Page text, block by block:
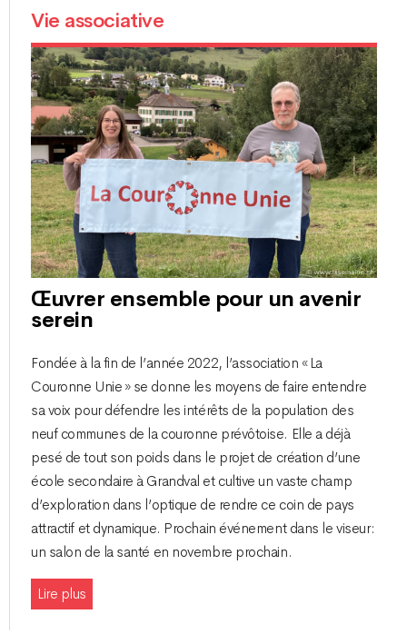
Vie associative
Œuvrer ensemble pour un avenir
serein
Fondée à la fin de l’année 2022, l’association « La
Couronne Unie » se donne les moyens de faire entendre
sa voix pour défendre les intérêts de la population des
neuf communes de la couronne prévôtoise. Elle a déjà
pesé de tout son poids dans le projet de création d’une
école secondaire à Grandval et cultive un vaste champ
d’exploration dans l’optique de rendre ce coin de pays
attractif et dynamique. Prochain événement dans le viseur :
un salon de la santé en novembre prochain.
Lire plus